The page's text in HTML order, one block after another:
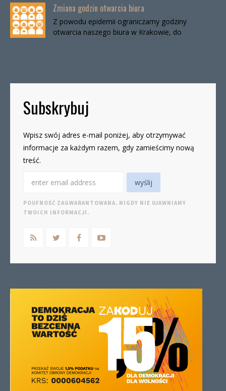
Zmiana godzin otwarcia biura
Z powodu epidemii ograniczamy godziny
otwarcia naszego biura w Krakowie, do
Subskrybuj
Wpisz swój adres e-mail poniżej, aby otrzymywać
informacje za każdym razem, gdy zamieścimy nową
treść.
POUFNOŚĆ ZAGWARANTOWANA. NIGDY NIE UJAWNIAMY
TWOICH INFORMACJI.